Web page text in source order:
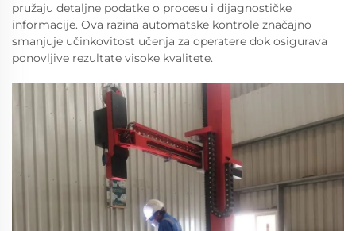
pružaju detaljne podatke o procesu i dijagnostičke
informacije. Ova razina automatske kontrole značajno
smanjuje učinkovitost učenja za operatere dok osigurava
ponovljive rezultate visoke kvalitete.